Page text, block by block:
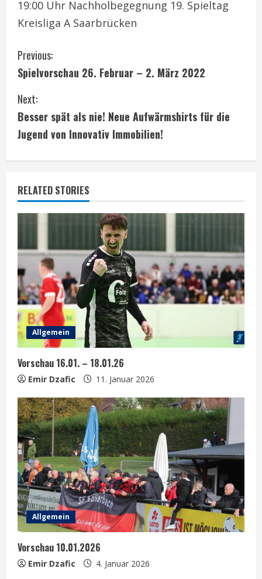
19:00 Uhr Nachholbegegnung 19. Spieltag
Kreisliga A Saarbrücken
C
o
n
t
i
n
u
e
R
e
a
d
i
n
g
Previous:
Spielvorschau 26. Februar – 2. März 2022
Next:
Besser spät als nie! Neue Aufwärmshirts für die
Jugend von Innovativ Immobilien!
RELATED STORIES
Allgemein
Vorschau 16.01. – 18.01.26
Emir Dzafic 11. Januar 2026
Allgemein
Vorschau 10.01.2026
Emir Dzafic 4. Januar 2026